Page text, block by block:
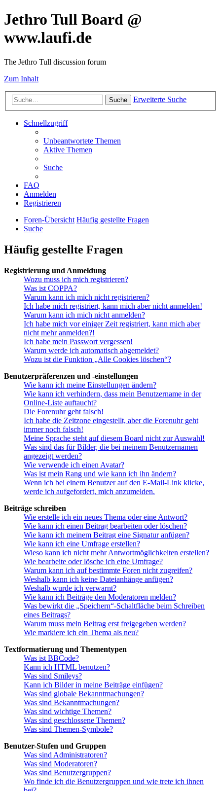
Jethro Tull Board @
www.laufi.de
The Jethro Tull discussion forum
Zum Inhalt
Suche Erweiterte Suche
Schnellzugriff
Unbeantwortete Themen
Aktive Themen
Suche
FAQ
Anmelden
Registrieren
Foren-Übersicht Häufig gestellte Fragen
Suche
Häufig gestellte Fragen
Registrierung und Anmeldung
Wozu muss ich mich registrieren?
Was ist COPPA?
Warum kann ich mich nicht registrieren?
Ich habe mich registriert, kann mich aber nicht anmelden!
Warum kann ich mich nicht anmelden?
Ich habe mich vor einiger Zeit registriert, kann mich aber
nicht mehr anmelden?!
Ich habe mein Passwort vergessen!
Warum werde ich automatisch abgemeldet?
Wozu ist die Funktion „Alle Cookies löschen“?
Benutzerpräferenzen und -einstellungen
Wie kann ich meine Einstellungen ändern?
Wie kann ich verhindern, dass mein Benutzername in der
Online-Liste auftaucht?
Die Forenuhr geht falsch!
Ich habe die Zeitzone eingestellt, aber die Forenuhr geht
immer noch falsch!
Meine Sprache steht auf diesem Board nicht zur Auswahl!
Was sind das für Bilder, die bei meinem Benutzernamen
angezeigt werden?
Wie verwende ich einen Avatar?
Was ist mein Rang und wie kann ich ihn ändern?
Wenn ich bei einem Benutzer auf den E-Mail-Link klicke,
werde ich aufgefordert, mich anzumelden.
Beiträge schreiben
Wie erstelle ich ein neues Thema oder eine Antwort?
Wie kann ich einen Beitrag bearbeiten oder löschen?
Wie kann ich meinem Beitrag eine Signatur anfügen?
Wie kann ich eine Umfrage erstellen?
Wieso kann ich nicht mehr Antwortmöglichkeiten erstellen?
Wie bearbeite oder lösche ich eine Umfrage?
Warum kann ich auf bestimmte Foren nicht zugreifen?
Weshalb kann ich keine Dateianhänge anfügen?
Weshalb wurde ich verwarnt?
Wie kann ich Beiträge den Moderatoren melden?
Was bewirkt die „Speichern“-Schaltfläche beim Schreiben
eines Beitrags?
Warum muss mein Beitrag erst freigegeben werden?
Wie markiere ich ein Thema als neu?
Textformatierung und Thementypen
Was ist BBCode?
Kann ich HTML benutzen?
Was sind Smileys?
Kann ich Bilder in meine Beiträge einfügen?
Was sind globale Bekanntmachungen?
Was sind Bekanntmachungen?
Was sind wichtige Themen?
Was sind geschlossene Themen?
Was sind Themen-Symbole?
Benutzer-Stufen und Gruppen
Was sind Administratoren?
Was sind Moderatoren?
Was sind Benutzergruppen?
Wo finde ich die Benutzergruppen und wie trete ich ihnen